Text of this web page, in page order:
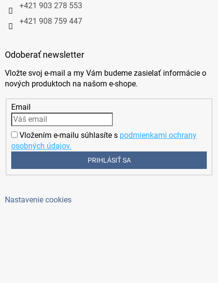
+421 903 278 553
+421 908 759 447
Odoberať newsletter
Vložte svoj e-mail a my Vám budeme zasielať informácie o
nových produktoch na našom e-shope.
Email
Vložením e-mailu súhlasíte s podmienkami ochrany
osobných údajov.
PRIHLÁSIŤ SA
Nastavenie cookies